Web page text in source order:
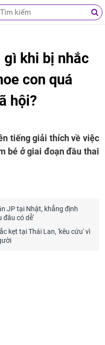
gì khi bị nhắc
con quá
hội?
tiếng giải thích về việc
bé ở giai đoạn đầu thai
JP tại Nhật, khẳng định
đâu có dễ'
kẹt tại Thái Lan, 'kêu cứu' vì